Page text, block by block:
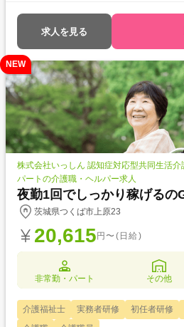
求人を見る
NEW
株式会社いっしん 認知症対応型共同生活介
パートの介護職・ヘルパー求人
夜勤1回でしっかり稼げる
茨城県つくば市上原23
20,615 円〜(日給)
非常勤・パート その他
介護福祉士 実務者研修 初任者研修